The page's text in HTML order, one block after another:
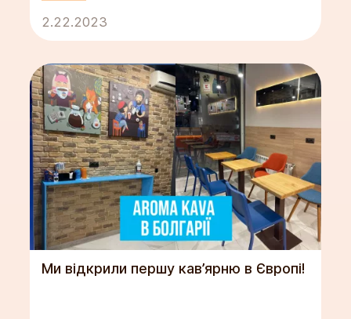
2.22.2023
Ми відкрили першу кав’ярню в Європі!